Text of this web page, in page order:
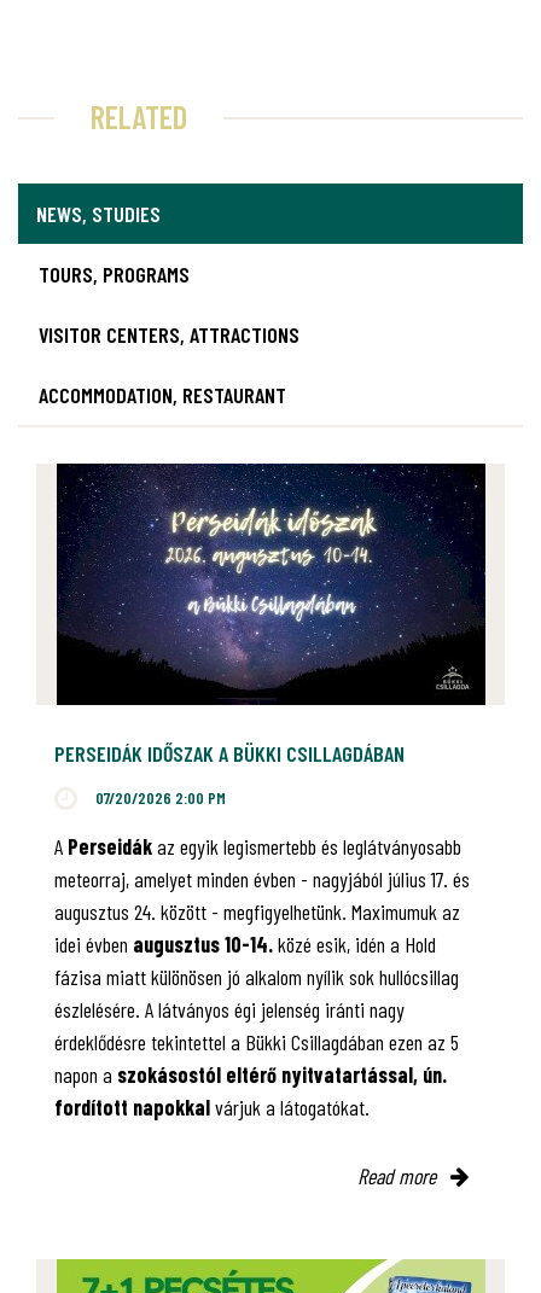
RELATED
NEWS, STUDIES
TOURS, PROGRAMS
VISITOR CENTERS, ATTRACTIONS
ACCOMMODATION, RESTAURANT
PERSEIDÁK IDŐSZAK A BÜKKI CSILLAGDÁBAN
07/20/2026 2:00 PM
A Perseidákaz egyik legismertebb és leglátványosabb
meteorraj, amelyet minden évben - nagyjából július 17. és
augusztus 24. között - megfigyelhetünk. Maximumuk az
idei évben augusztus 10-14.közé esik, idén a Hold
fázisa miatt különösen jó alkalom nyílik sok hullócsillag
észlelésére. A látványos égi jelenség iránti nagy
érdeklődésre tekintettel a Bükki Csillagdában ezen az 5
napon a szokásostól eltérő nyitvatartással, ún.
fordított napokkalvárjuk a látogatókat.
Read more